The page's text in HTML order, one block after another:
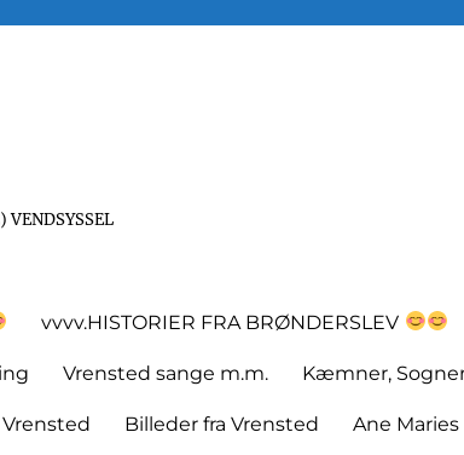
VENDSYSSEL
vvvv.HISTORIER FRA BRØNDERSLEV
Vrensted sange m.m. Kæmner,
Billeder fra Vrensted Ane